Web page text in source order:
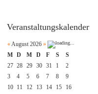
Veranstaltungskalender
«August 2026 »
M D M D F S
S
27 28 29 30 31 1
2
3
4 5 6 7 8
9
10 11 12 13 14 15
16